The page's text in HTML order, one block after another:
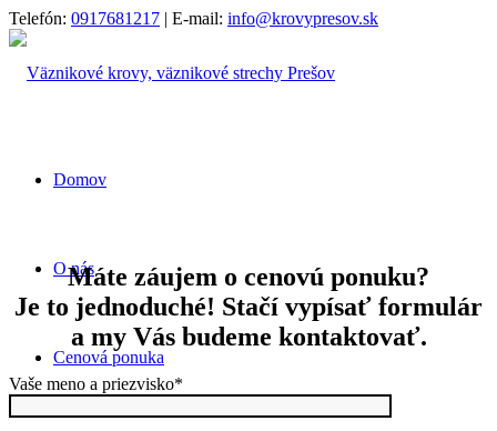
Telefón: 0917681217 | E-mail: info@krovypresov.sk
Domov
O nás
Cenová ponuka
Máte záujem o cenovú ponuku?
Je to jednoduché! Stačí vypísať formulár
a my Vás budeme kontaktovať.
Vaše meno a priezvisko*